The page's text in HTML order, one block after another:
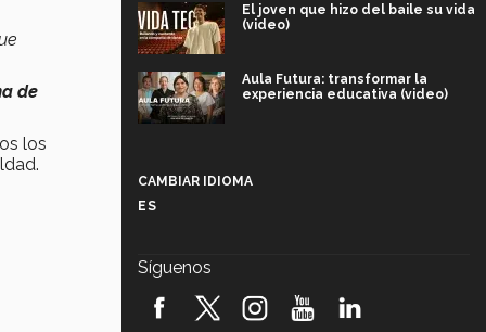
de
los
El joven que hizo del baile su vida
(video)
Aula Futura: transformar la
experiencia educativa (video)
robótica FIRST 2026! (video)
CAMBIAR IDIOMA
ES
Síguenos